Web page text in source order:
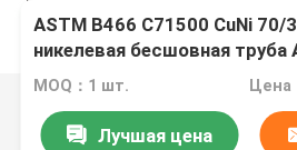
ASTM B466 C71500 CuNi
никелевая бесшовная труба
трубка
MOQ：1 шт.
Лучшая цена